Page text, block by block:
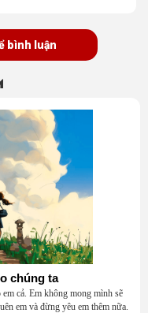
bình luận
chúng ta
cả. Em không mong mình sẽ
em và đừng yêu em thêm nữa.